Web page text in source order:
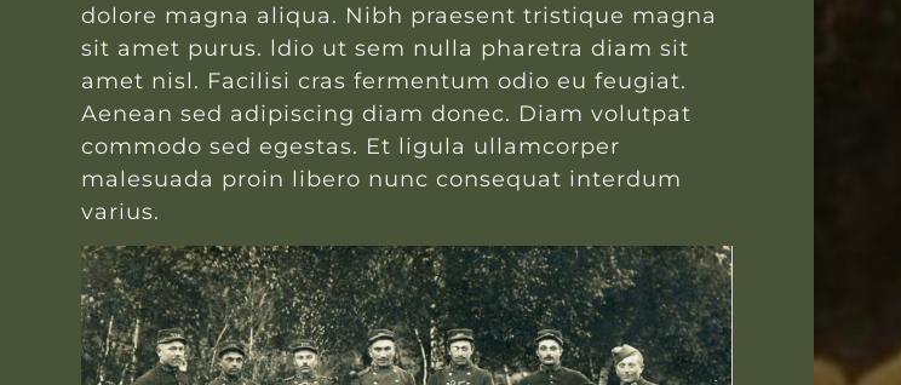
dolore magna aliqua. Nibh praesent tristique magna
sit amet purus. ldio ut sem nulla pharetra diam sit
amet nisl. Facilisi cras fermentum odio eu feugiat.
Aenean sed adipiscing diam donec. Diam volutpat
commodo sed egestas. Et ligula ullamcorper
malesuada proin libero nunc consequat interdum
varius.